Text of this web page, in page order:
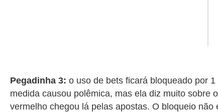
Pegadinha 3: o uso de bets ficará bloqueado por
medida causou polêmica, mas ela diz muito sobre
vermelho chegou lá pelas apostas. O bloqueio